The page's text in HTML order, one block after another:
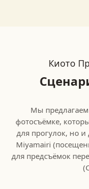
Киото
Мы
фотосъёмке,
для прогулок, но и
Miyamairi
для предсъёмок